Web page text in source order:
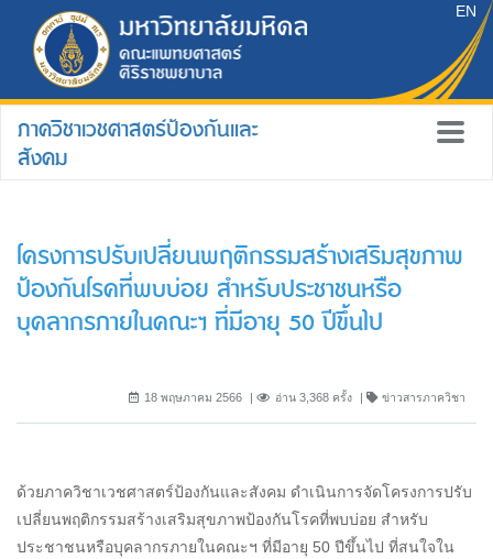
EN
ภาควิชาเวชศาสตร์ป้องกันและ
สังคม
โครงการปรับเปลี่ยนพฤติกรรมสร้างเสริมสุขภาพ
ป้องกันโรคที่พบบ่อย สำหรับประชาชนหรือ
บุคลากรภายในคณะฯ ที่มีอายุ 50 ปีขึ้นไป
18 พฤษภาคม 2566 อ่าน 3,368 ครั้ง ข่าวสารภาควิชา
ด้วยภาควิชาเวชศาสตร์ป้องกันและสังคม ดำเนินการจัดโครงการปรับ
เปลี่ยนพฤติกรรมสร้างเสริมสุขภาพป้องกันโรคที่พบบ่อย สำหรับ
ประชาชนหรือบุคลากรภายในคณะฯ ที่มีอายุ 50 ปีขึ้นไป ที่สนใจใน